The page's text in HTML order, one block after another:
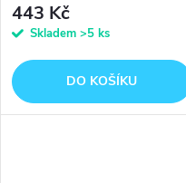
443 Kč
Skladem >5 ks
DO KOŠÍKU